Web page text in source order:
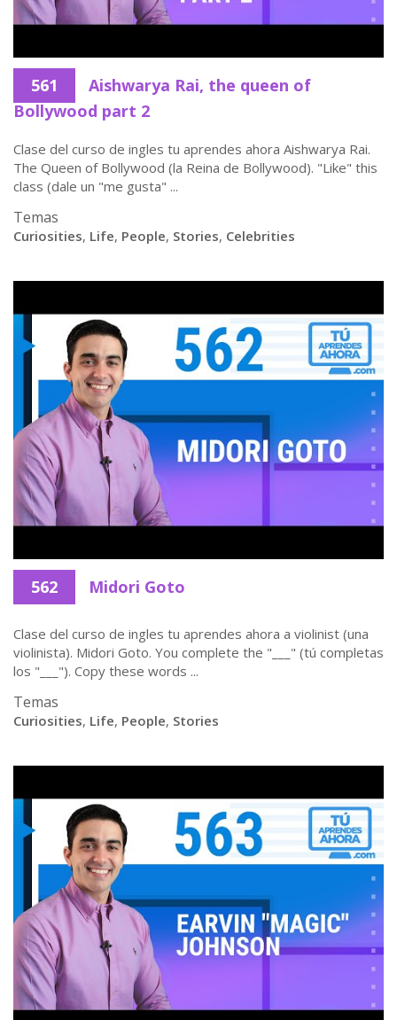
561
Aishwarya Rai, the queen of
Bollywood part 2
Clase del curso de ingles tu aprendes ahora Aishwarya Rai.
The Queen of Bollywood (la Reina de Bollywood). "Like" this
class (dale un "me gusta" ...
Temas
Curiosities, Life, People, Stories, Celebrities
562 Midori Goto
Clase del curso de ingles tu aprendes ahora a violinist (una
violinista). Midori Goto. You complete the "___" (tú completas
los "___"). Copy these words ...
Temas
Curiosities, Life, People, Stories